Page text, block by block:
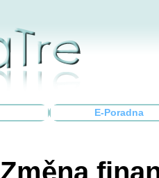
E-Poradna
Změna